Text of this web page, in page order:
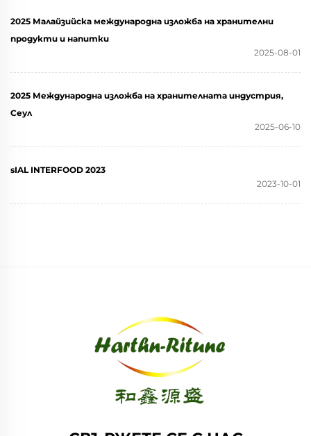
2025 Малайзийска международна изложба на хранителни
продукти и напитки
2025-08-01
2025 Международна изложба на хранителната индустрия,
Сеул
2025-06-10
sIAL INTERFOOD 2023
2023-10-01